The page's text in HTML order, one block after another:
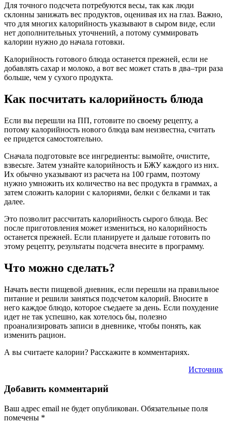
Для точного подсчета потребуются весы, так как люди
склонны занижать вес продуктов, оценивая их на глаз. Важно,
что для многих калорийность указывают в сыром виде, если
нет дополнительных уточнений, а потому суммировать
калории нужно до начала готовки.
Калорийность готового блюда останется прежней, если не
добавлять сахар и молоко, а вот вес может стать в два–три раза
больше, чем у сухого продукта.
Как посчитать калорийность блюда
Если вы перешли на ПП, готовите по своему рецепту, а
потому калорийность нового блюда вам неизвестна, считать
ее придется самостоятельно.
Сначала подготовьте все ингредиенты: вымойте, очистите,
взвесьте. Затем узнайте калорийность и БЖУ каждого из них.
Их обычно указывают из расчета на 100 грамм, поэтому
нужно умножить их количество на вес продукта в граммах, а
затем сложить калории с калориями, белки с белками и так
далее.
Это позволит рассчитать калорийность сырого блюда. Вес
после приготовления может измениться, но калорийность
останется прежней. Если планируете и дальше готовить по
этому рецепту, результаты подсчета внесите в программу.
Что можно сделать?
Начать вести пищевой дневник, если перешли на правильное
питание и решили заняться подсчетом калорий. Вносите в
него каждое блюдо, которое съедаете за день. Если похудение
идет не так успешно, как хотелось бы, полезно
проанализировать записи в дневнике, чтобы понять, как
изменить рацион.
А вы считаете калории? Расскажите в комментариях.
Источник
Добавить комментарий
Ваш адрес email не будет опубликован. Обязательные поля
помечены *